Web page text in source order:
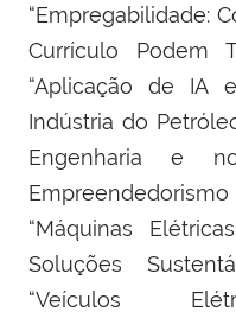
“Empregabilidade:
Currículo Podem
“Aplicação de IA
Indústria do
Engenharia e
“Máquinas
Soluções
“Veículos